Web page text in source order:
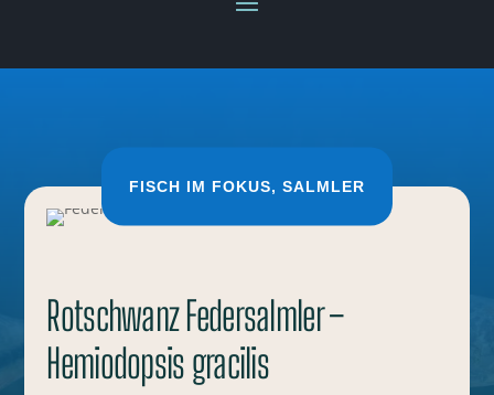
FISCH IM FOKUS, SALMLER
Rotschwanz Federsalmler –
Hemiodopsis gracilis